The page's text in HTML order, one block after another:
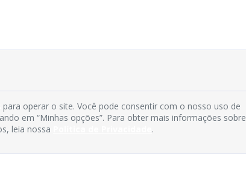
operar o site. Você pode consentir com o nosso uso de
em “Minhas opções”. Para obter mais informações sobre
leia nossa
.